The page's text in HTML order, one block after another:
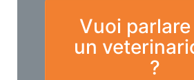
Vuoi
un
?